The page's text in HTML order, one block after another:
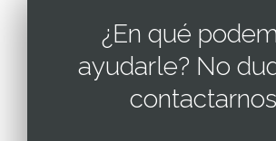
¿En qué
ayudarle? No
contactarnos